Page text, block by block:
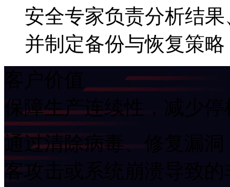
安全专家负责分析结果
并制定备份与恢复策略
保障生产连续性，减少
通过清除病毒、修复漏洞
客攻击或系统崩溃导致的